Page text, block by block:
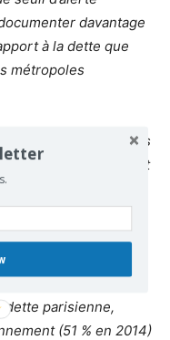
davantage
à la dette que
métropoles
traditionnelle de ses
du budget 2014) et
d’être
elle
endettement par
dette parisienne,
(51 % en 2014)